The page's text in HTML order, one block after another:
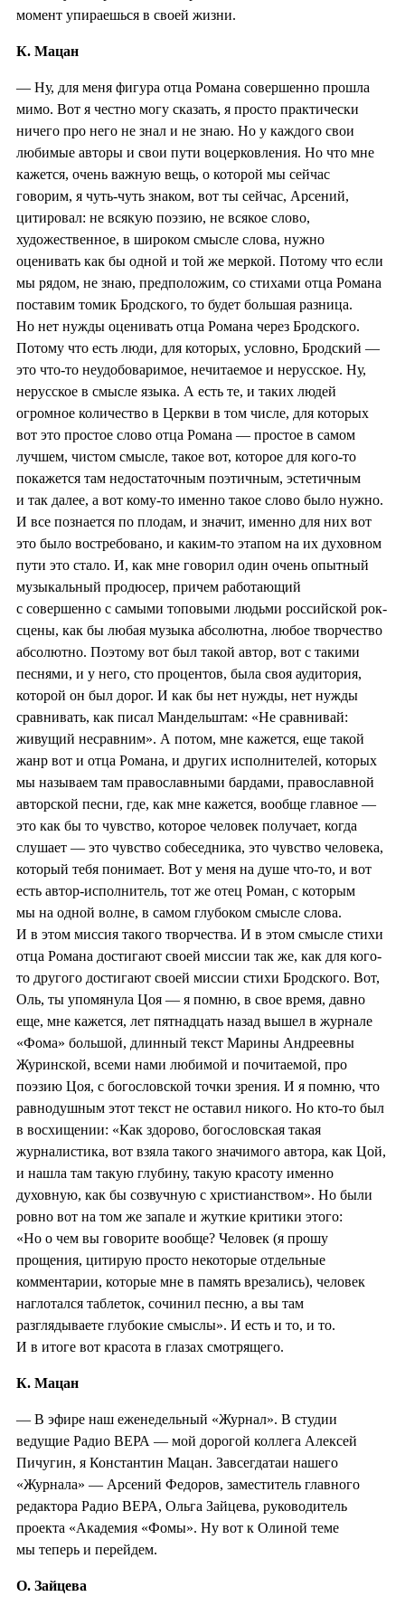
момент упираешься в своей жизни.
К. Мацан
— Ну, для меня фигура отца Романа совершенно прошла
мимо. Вот я честно могу сказать, я просто практически
ничего про него не знал и не знаю. Но у каждого свои
любимые авторы и свои пути воцерковления. Но что мне
кажется, очень важную вещь, о которой мы сейчас
говорим, я чуть-чуть знаком, вот ты сейчас, Арсений,
цитировал: не всякую поэзию, не всякое слово,
художественное, в широком смысле слова, нужно
оценивать как бы одной и той же меркой. Потому что если
мы рядом, не знаю, предположим, со стихами отца Романа
поставим томик Бродского, то будет большая разница.
Но нет нужды оценивать отца Романа через Бродского.
Потому что есть люди, для которых, условно, Бродский —
это что-то неудобоваримое, нечитаемое и нерусское. Ну,
нерусское в смысле языка. А есть те, и таких людей
огромное количество в Церкви в том числе, для которых
вот это простое слово отца Романа — простое в самом
лучшем, чистом смысле, такое вот, которое для кого-то
покажется там недостаточным поэтичным, эстетичным
и так далее, а вот кому-то именно такое слово было нужно.
И все познается по плодам, и значит, именно для них вот
это было востребовано, и каким-то этапом на их духовном
пути это стало. И, как мне говорил один очень опытный
музыкальный продюсер, причем работающий
с совершенно с самыми топовыми людьми российской рок-
сцены, как бы любая музыка абсолютна, любое творчество
абсолютно. Поэтому вот был такой автор, вот с такими
песнями, и у него, сто процентов, была своя аудитория,
которой он был дорог. И как бы нет нужды, нет нужды
сравнивать, как писал Мандельштам: «Не сравнивай:
живущий несравним». А потом, мне кажется, еще такой
жанр вот и отца Романа, и других исполнителей, которых
мы называем там православными бардами, православной
авторской песни, где, как мне кажется, вообще главное —
это как бы то чувство, которое человек получает, когда
слушает — это чувство собеседника, это чувство человека,
который тебя понимает. Вот у меня на душе что-то, и вот
есть автор-исполнитель, тот же отец Роман, с которым
мы на одной волне, в самом глубоком смысле слова.
И в этом миссия такого творчества. И в этом смысле стихи
отца Романа достигают своей миссии так же, как для кого-
то другого достигают своей миссии стихи Бродского. Вот,
Оль, ты упомянула Цоя — я помню, в свое время, давно
еще, мне кажется, лет пятнадцать назад вышел в журнале
«Фома» большой, длинный текст Марины Андреевны
Журинской, всеми нами любимой и почитаемой, про
поэзию Цоя, с богословской точки зрения. И я помню, что
равнодушным этот текст не оставил никого. Но кто-то был
в восхищении: «Как здорово, богословская такая
журналистика, вот взяла такого значимого автора, как Цой,
и нашла там такую глубину, такую красоту именно
духовную, как бы созвучную с христианством». Но были
ровно вот на том же запале и жуткие критики этого:
«Но о чем вы говорите вообще? Человек (я прошу
прощения, цитирую просто некоторые отдельные
комментарии, которые мне в память врезались), человек
наглотался таблеток, сочинил песню, а вы там
разглядываете глубокие смыслы». И есть и то, и то.
И в итоге вот красота в глазах смотрящего.
К. Мацан
— В эфире наш еженедельный «Журнал». В студии
ведущие Радио ВЕРА — мой дорогой коллега Алексей
Пичугин, я Константин Мацан. Завсегдатаи нашего
«Журнала» — Арсений Федоров, заместитель главного
редактора Радио ВЕРА, Ольга Зайцева, руководитель
проекта «Академия «Фомы». Ну вот к Олиной теме
мы теперь и перейдем.
О. Зайцева